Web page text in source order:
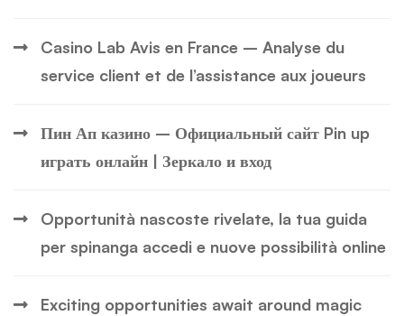
Casino Lab Avis en France – Analyse du
service client et de l’assistance aux joueurs
Пин Ап казино – Официальный сайт Pin up
играть онлайн | Зеркало и вход
Opportunità nascoste rivelate, la tua guida
per spinanga accedi e nuove possibilità online
Exciting opportunities await around magic